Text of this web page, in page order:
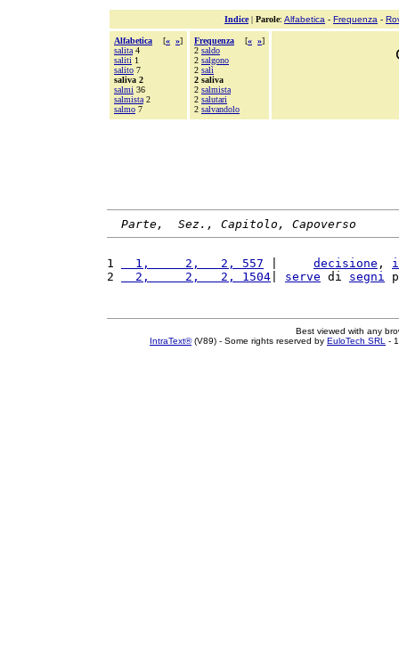
Indice| Parole: Alfabetica - Frequenza -
Alfabetica [« »]
salita 4
saliti 1
salito 7
saliva 2
salmi 36
salmista 2
salmo 7
Frequenza [« »]
2 saldo
2 salgono
2 salì
2 saliva
2 salmista
2 salutari
2 salvandolo
Parte,  Sez., Capitolo, Capoverso
1
  1,     2,   2, 557
decisione ,
2
  2,     2,   2, 1504
serve di segni
Best viewed with any
IntraText®(V89) - Some rights reserved by EuloTech SRL -